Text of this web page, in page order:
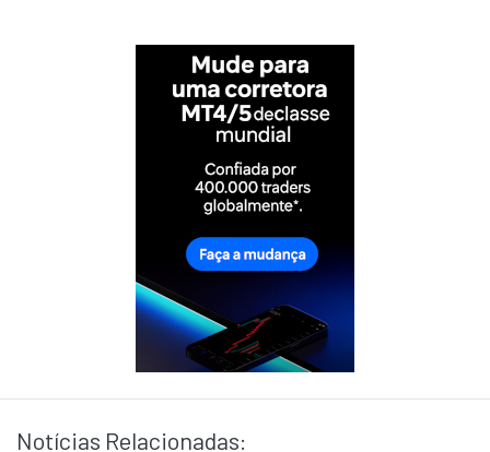
Notícias Relacionadas: